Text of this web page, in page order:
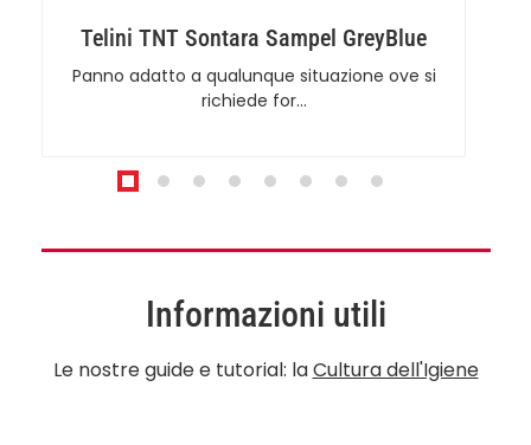
Telini TNT Sontara Sampel GreyBlue
Panno adatto a qualunque situazione ove si
richiede for…
Informazioni utili
Le nostre guide e tutorial: laCultura dell'Igiene